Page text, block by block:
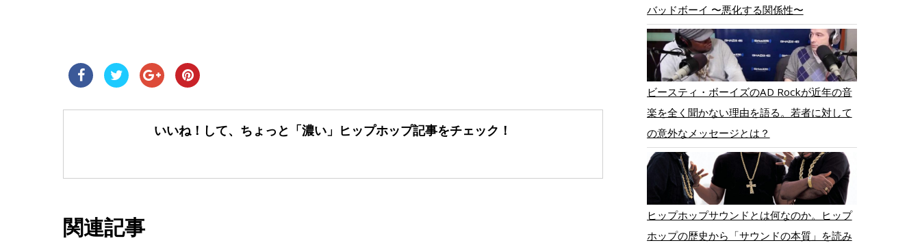
いいね！して、ちょっと「濃い」 ヒップホップ記事をチェック！
関連記事
バッドボーイ 〜悪化する関係性〜
ビースティ・ボーイズのAD Rockが近年の音
楽を全く聞かない理由を語る。若者に対して
の意外なメッセージとは？
ヒップホップサウンドとは何なのか。ヒップ
ホップの歴史から「サウンドの本質」を読み